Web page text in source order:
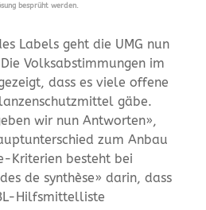
besprüht werden.
Labels geht die UMG nun
Volksabstimmungen im
dass es viele offene
gäbe.
wir nun Antworten»,
zum Anbau
Kriterien besteht bei
de synthèse» darin, dass
Hilfsmittelliste